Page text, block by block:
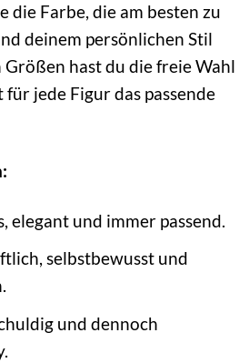
die Farbe, die am besten zu
deinem persönlichen Stil
Größen hast du die freie Wahl
für jede Figur das passende
elegant und immer passend.
selbstbewusst und
und dennoch